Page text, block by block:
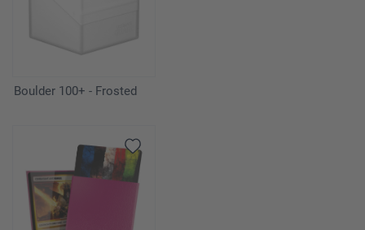
Boulder 100+ - Frosted